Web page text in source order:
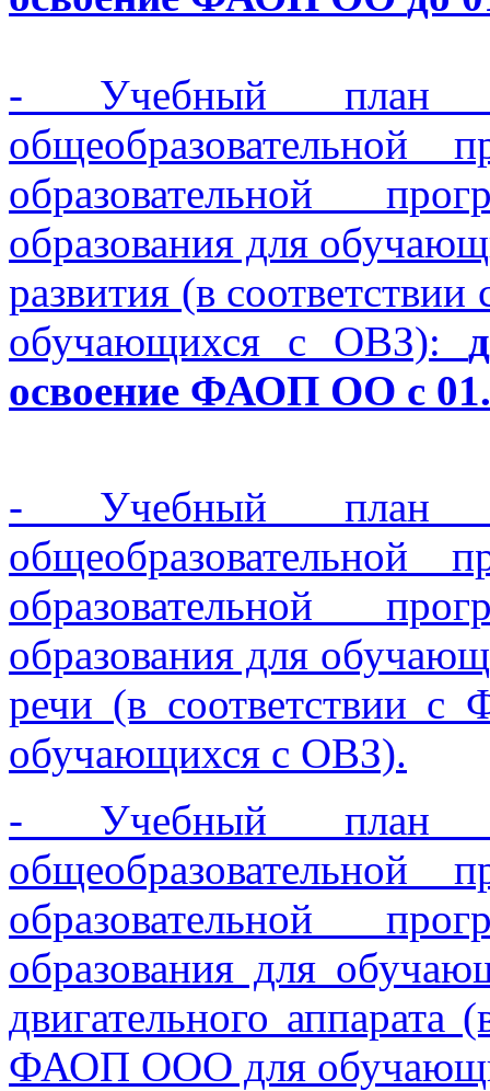
- Учебный план
общеобразовательной
образовательной
образования для
развития (в
обучающихся с ОВЗ):
освоение ФАОП ОО с
- Учебный план
общеобразовательной
образовательной
образования для
речи (в
обучающихся с ОВЗ).
- Учебный план
общеобразовательной
образовательной
образования для
двигательного
ФАОП ООО для